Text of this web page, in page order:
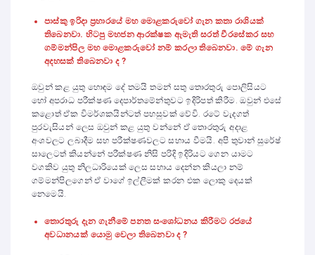
පාස්කු ඉරිදා ප්‍රහාරයේ මහ මොළකරුවෝ ගැන කතා රාශියක්
තිබෙනවා. හිටපු මහජන ආරක්ෂක ඇමැති සරත් වීරසේකර සහ
ගම්මන්පිල මහ මොළකරුවෝ නම් කරලා තිබෙනවා. මේ ගැන
අදහසක් තිබෙනවා ද ?
ඔවුන් කළ යුතු හොඳම දේ තමයි තමන් සතු තොරතුරු පොලිසියට
හෝ අපරාධ පරීක්ෂණ දෙපාර්තමේන්තුවට ඉදිරිපත් කිරීම. ඔවුන් එසේ
කළොත් ඒක විමර්ශකයින්ටත් පහසුවක් වේවි. රටේ වැදගත්
පුරවැසියන් ලෙස ඔවුන් කළ යුතු වන්නේ ඒ තොරතුරු අදාළ
අංශවලට ලබාදීම සහ පරීක්ෂණවලට සහාය වීමයි. අපි තුවාන් සුරේෂ්
සාලෙටත් කියන්නේ පරීක්ෂණ නිසි පරිදි ඉදිරියට ගෙන යාමට
වගකිව යුතු නිලධාරියෙක් ලෙස සහාය දෙන්න කියලා නම්
ගම්මන්පිලගෙන් ඒ වාගේ ඉල්ලීමක් කරන එක ලොකු දෙයක්
නෙමෙයි.
තොරතුරු දැන ගැනීමේ පනත සංශෝධනය කිරීමට රජයේ
අවධානයක් යොමු වෙලා තිබෙනවා ද ?